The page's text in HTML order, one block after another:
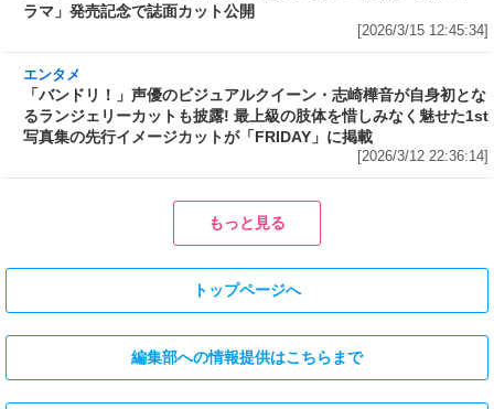
純が弾けるようなバストにヘッドフォン! 泡まみ
れにも! デジタル写真集「明るいドラマ」発売記
念で誌面カット公開
エンタメ
「バンドリ！」声優のビジュアルクイーン・志
崎樺音が自身初となるランジェリーカットも披
露! 最上級の肢体を惜しみなく魅せた1st写真集
の先行イメージカットが「FRIDAY」に掲載
映画「冷たい熱帯魚」「恋の罪」
子温と結婚した神楽坂恵(44)が15
年ぶりにIカップを披露した写真集
「はだいろ 遙」の完全未発表カッ
トが「FRIDAY」の袋とじに!
ミス SPA!2025グランプリ獲得、
スプレイヤー＆撮影会モデルとし
て活動中のるかが沖縄で豊満なバ
ストの白ビキニ姿を披露! 泡まみ
れにも! デジタル写真集「美ボデ